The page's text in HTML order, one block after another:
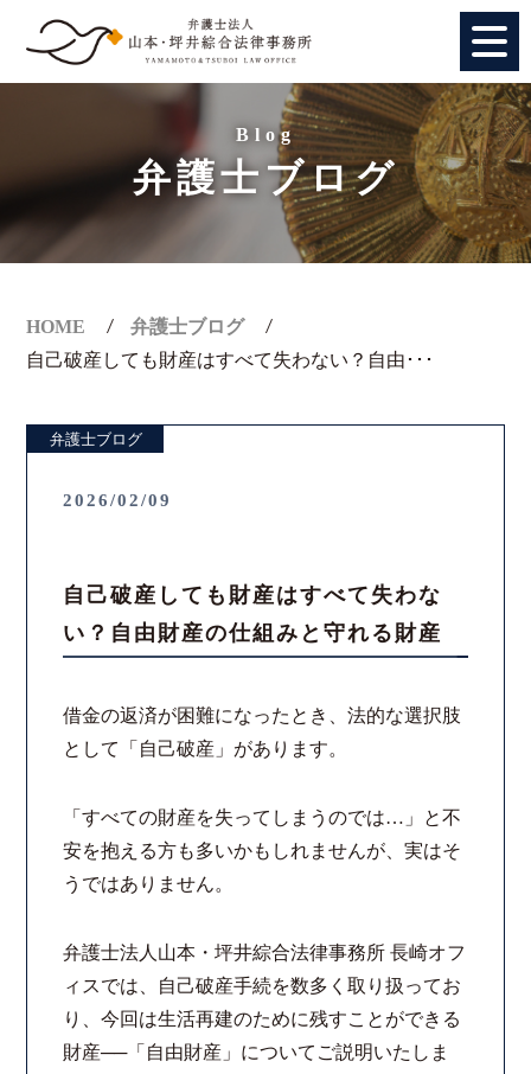
個人のお客様
法人のお客様
弁護士紹介
スタッフ紹介
ご相談の流れ
弁護士費用
お客様の声
スタッフインタビュー
カウンセリング
Blog
弁護士ブログ
HOME
弁護士ブログ
自己破産しても財産はすべて失わない？自由･･･
弁護士ブログ
2026/02/09
自己破産しても財産はすべて失わな
い？自由財産の仕組みと守れる財産
借金の返済が困難になったとき、法的な選択肢
として「自己破産」があります。
「すべての財産を失ってしまうのでは…」と不
安を抱える方も多いかもしれませんが、実はそ
うではありません。
弁護士法人山本・坪井綜合法律事務所 長崎オフ
ィスでは、自己破産手続を数多く取り扱ってお
り、今回は生活再建のために残すことができる
財産──「自由財産」についてご説明いたしま